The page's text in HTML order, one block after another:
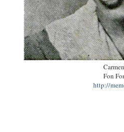
Fon
http://